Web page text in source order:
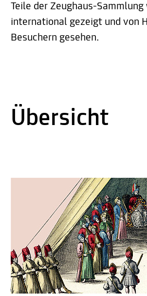
Teile der Zeughaus-
international gezeigt und von
Besuchern gesehen.
Übersicht